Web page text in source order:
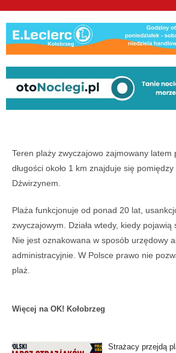
Teren plaży zwyczajowo zajmowany latem
długości około 1 km znajduje się
Dźwirzynem.
Plaża funkcjonuje od ponad 20 lat,
zwyczajowym. Działa wtedy, kiedy pojawią
Nie jest oznakowana w sposób urzędowy
administracyjnie. W Polsce prawo nie
plaż.
Więcej na OK! Kołobrzeg
Strażacy przejdą